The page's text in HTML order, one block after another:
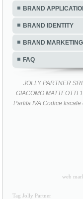
BRAND
BRAND IDENTITY
BRAND MARKETING
FAQ
JOLLY PARTNER
GIACOMO MATTEOTTI
Partita IVA Codice
web
Tag Jolly Partner